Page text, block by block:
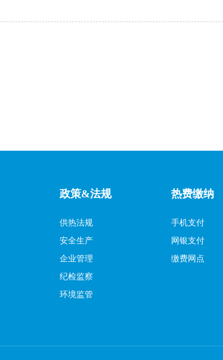
政策&法规
供热法规
安全生产
企业管理
纪检监察
环境监管
热费缴纳
手机支付
网银支付
缴费网点